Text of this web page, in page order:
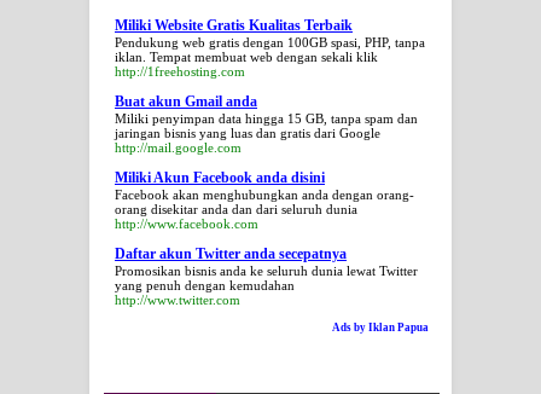
Miliki Website Gratis Kualitas Terbaik
Pendukung web gratis dengan 100GB spasi, PHP, tanpa
iklan. Tempat membuat web dengan sekali klik
http://1freehosting.com
Buat akun Gmail anda
Miliki penyimpan data hingga 15 GB, tanpa spam dan
jaringan bisnis yang luas dan gratis dari Google
http://mail.google.com
Miliki Akun Facebook anda disini
Facebook akan menghubungkan anda dengan orang-
orang disekitar anda dan dari seluruh dunia
http://www.facebook.com
Daftar akun Twitter anda secepatnya
Promosikan bisnis anda ke seluruh dunia lewat Twitter
yang penuh dengan kemudahan
http://www.twitter.com
Ads by Iklan Papua